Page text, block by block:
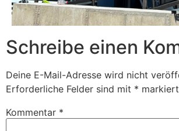
Schreibe einen
Deine E-Mail-Adresse wird nicht
Erforderliche Felder sind mit * markiert
Kommentar *